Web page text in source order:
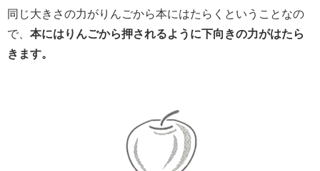
同じ大きさの力がりんごから本にはたらくということなの
で、 本にはりんごから押されるように下向きの力がはたら
きます。